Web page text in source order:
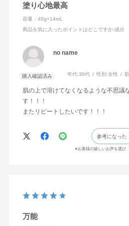
【うるおいもシワも改
善！高保水密封 …
yuri
塗り心地最高
容量：40g+14mL
商品を気に入ったポイントはどこですか:成分
no name
購入確認済み 年代:30代 性別:女性
肌の上で溶けてなくなるような不思議
す！！！
またリピートしたいです！！！
参考になった
※お客様の嬉しいお声を選び
万能